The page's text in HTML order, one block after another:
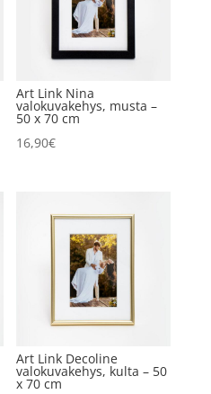
Art Link Nina
valokuvakehys, musta –
50 x 70 cm
16,90€
Art Link Decoline
valokuvakehys, kulta – 50
x 70 cm